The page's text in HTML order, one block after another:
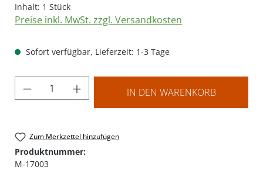
Inhalt: 1 Stück
Preise inkl. MwSt. zzgl. Versandkosten
Sofort verfügbar, Lieferzeit: 1-3 Tage
Produkt Anzahl: Gib den gewünschten
IN DEN WARENKORB
Zum Merkzettel hinzufügen
Produktnummer:
M-17003